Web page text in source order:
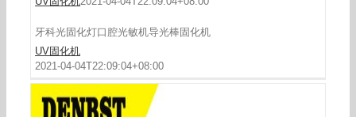
牙科光固化灯口腔光敏机导光棒固化机
UV固化机
2021-04-04T22:09:04+08:00